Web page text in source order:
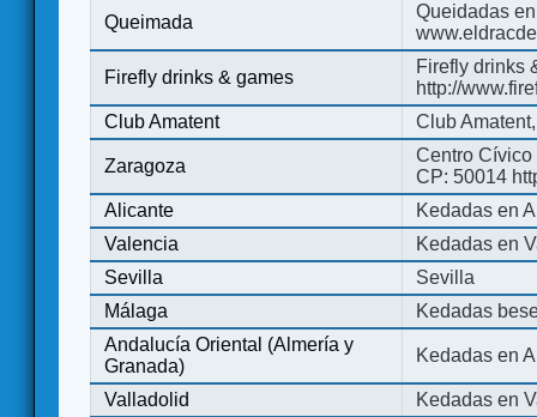
Queimada
Queidadas
Firefly drinks & games
Firefly drinks
http://
Club Amatent
Club
Zaragoza
Centro Cívico
CP: 50014
Alicante
Kedadas en
Valencia
Kedadas en
Sevilla
Sevilla
Málaga
Kedadas
Andalucía Oriental (Almería y
Granada)
Kedadas en
Valladolid
Kedadas en